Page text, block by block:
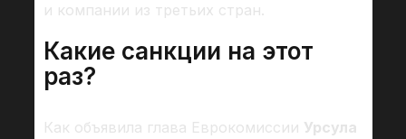
и компании из третьих стран.
Какие санкции на этот
раз?
Как объявила глава Еврокомиссии Урсула